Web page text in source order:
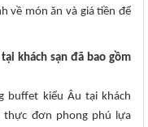
về món ăn và giá tiền để
khách sạn đã bao gồm
buffet kiểu Âu tại khách
thực đơn phong phú lựa